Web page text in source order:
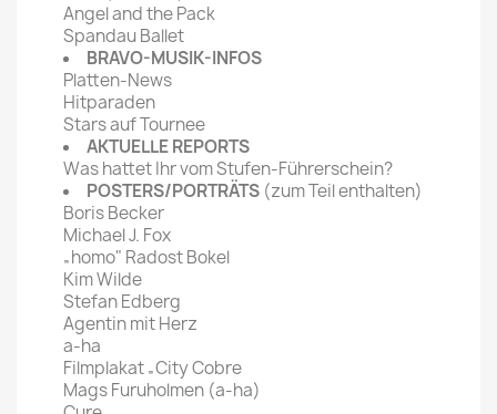
Angel and the Pack
Spandau Ballet
BRAVO-MUSIK-INFOS
Platten-News
Hitparaden
Stars auf Tournee
AKTUELLE REPORTS
Was hattet Ihr vom Stufen-Führerschein?
POSTERS/PORTRÄTS (zum Teil enthalten)
Boris Becker
Michael J. Fox
„homo" Radost Bokel
Kim Wilde
Stefan Edberg
Agentin mit Herz
a-ha
Filmplakat „City Cobre
Mags Furuholmen (a-ha)